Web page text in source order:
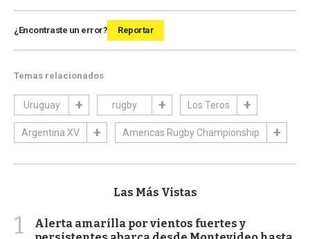
¿Encontraste un error? Reportar
Temas relacionados
Uruguay rugby Los Teros
Argentina XV Americas Rugby Championship
Las Más Vistas
1
Alerta amarilla por vientos fuertes y